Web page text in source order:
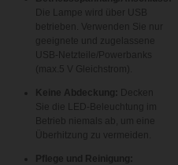
Die Lampe wird über USB
betrieben. Verwenden Sie nur
geeignete und zugelassene
USB-Netzteile/Powerbanks
5 V Gleichstrom).
Keine Abdeckung:
Decken
Sie die LED-Beleuchtung im
Betrieb niemals ab, um eine
Überhitzung zu vermeiden.
Pflege und Reinigung: